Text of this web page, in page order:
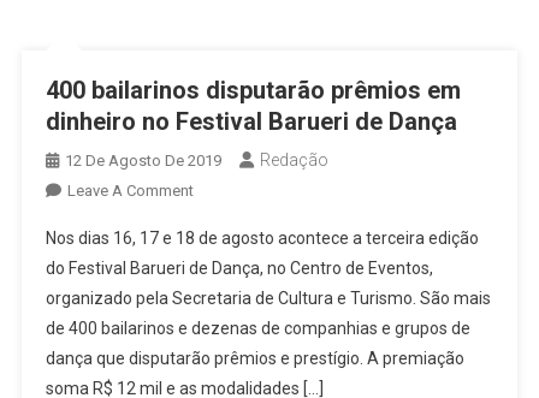
400 bailarinos disputarão prêmios em
dinheiro no Festival Barueri de Dança
12 De Agosto De 2019 Redação
Leave A CommentOn
Bailarinos
Disputarão
Prêmios
Em
Dinheiro
No
Nos dias 16, 17 e 18 de agosto acontece a terceira edição
do Festival Barueri de Dança, no Centro de Eventos,
organizado pela Secretaria de Cultura e Turismo. São mais
de 400 bailarinos e dezenas de companhias e grupos de
dança que disputarão prêmios e prestígio. A premiação
soma R$ 12 mil e as modalidades […]